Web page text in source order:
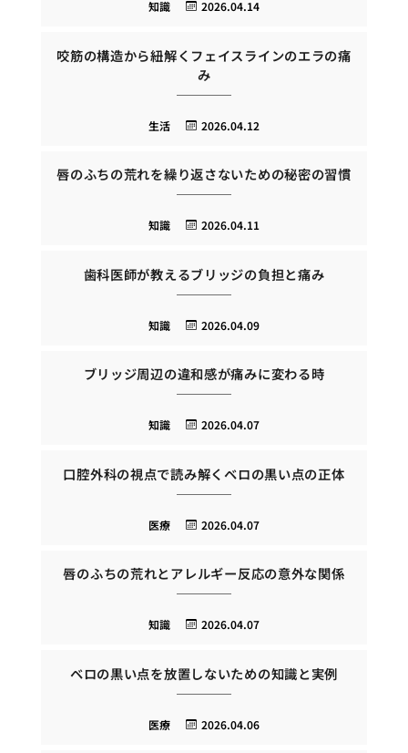
2026.04.14
知識
咬筋の構造から紐解くフェイスラインのエラの痛
み
2026.04.12
生活
唇のふちの荒れを繰り返さないための秘密の習慣
2026.04.11
知識
歯科医師が教えるブリッジの負担と痛み
2026.04.09
知識
ブリッジ周辺の違和感が痛みに変わる時
2026.04.07
知識
口腔外科の視点で読み解くベロの黒い点の正体
2026.04.07
医療
唇のふちの荒れとアレルギー反応の意外な関係
2026.04.07
知識
ベロの黒い点を放置しないための知識と実例
2026.04.06
医療